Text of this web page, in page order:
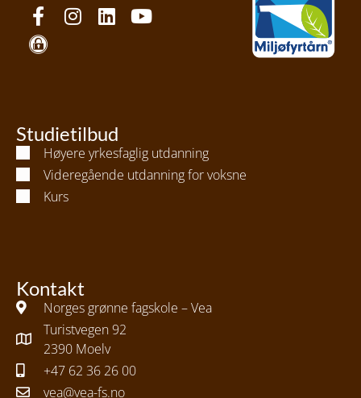
Studietilbud
Høyere yrkesfaglig utdanning
Videregående utdanning for voksne
Kurs
Kontakt
Norges grønne fagskole – Vea
Turistvegen 92
2390 Moelv
+47 62 36 26 00
vea@vea-fs.no